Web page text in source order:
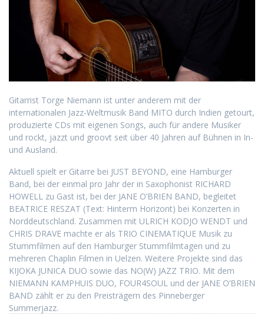
Gitarrist Torge Niemann ist unter anderem mit der
internationalen Jazz-Weltmusik Band MITO durch Indien getourt,
produzierte CDs mit eigenen Songs, auch für andere Musiker
und rockt, jazzt und groovt seit über 40 Jahren auf Bühnen in In-
und Ausland.
Aktuell spielt er Gitarre bei JUST BEYOND, eine Hamburger
Band, bei der einmal pro Jahr der in Saxophonist RICHARD
HOWELL zu Gast ist, bei der JANE O’BRIEN BAND, begleitet
BEATRICE RESZAT (Text: Hinterm Horizont) bei Konzerten in
Norddeutschland. Zusammen mit ULRICH KODJO WENDT und
CHRIS DRAVE machte er als TRIO CINEMATIQUE Musik zu
Stummfilmen auf den Hamburger Stummfilmtagen und zu
mehreren Chaplin Filmen in Uelzen. Weitere Projekte sind das
KIJOKA JUNICA DUO sowie das NO(W) JAZZ TRIO. Mit dem
NIEMANN KAMPHUIS DUO, FOUR4SOUL und der JANE O’BRIEN
BAND zählt er zu den Preisträgern des Pinneberger
Summerjazz.